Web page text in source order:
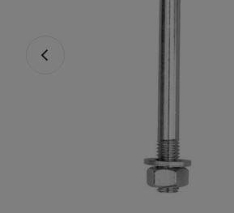
Fotografia anterioară